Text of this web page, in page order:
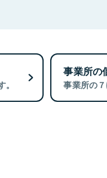
事業所の
事業所の